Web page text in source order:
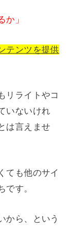
か」
テンツを提供
リライトやコ
いないけれ
は言えませ
ても他のサイ
です。
から、という